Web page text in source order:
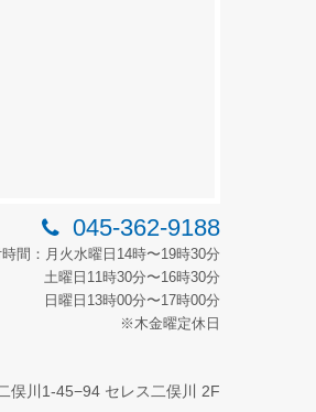
045-362-9188
間：月火水曜日14時〜19時30分
土曜日11時30分〜16時30分
日曜日13時00分〜17時00分
※木金曜定休日
俣川1-45−94 セレス二俣川 2F